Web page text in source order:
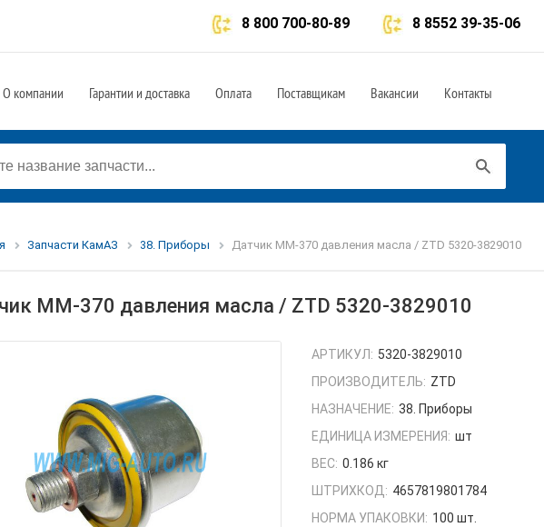
8 8552 39-35-06
8 800 700-80-89
О компании Гарантии и доставка Оплата Поставщикам Вакансии Контакты
Запчасти КамАЗ 38. Приборы Датчик ММ-370 давления масла / ZTD 5320-3829010
ММ-370 давления масла / ZTD 5320-3829010
АРТИКУЛ: 5320-3829010
ПРОИЗВОДИТЕЛЬ: ZTD
НАЗНАЧЕНИЕ: 38. Приборы
ЕДИНИЦА ИЗМЕРЕНИЯ: шт
ВЕС: 0.186 кг
ШТРИХКОД: 4657819801784
НОРМА УПАКОВКИ: 100 шт.